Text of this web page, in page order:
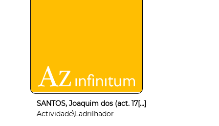
SANTOS, Joaquim dos (act. 17[...]
Actividade\Ladrilhador